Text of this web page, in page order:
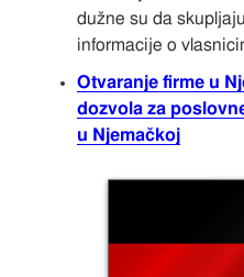
dužne su da
informacije o
Otvaranje firme u
dozvola za
u Njemačkoj